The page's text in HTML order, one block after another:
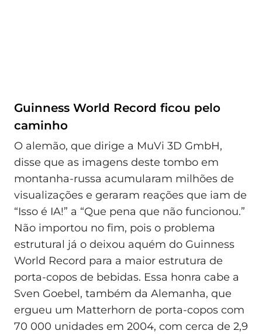
Guinness World Record ficou pelo
caminho
O alemão, que dirige a MuVi 3D GmbH,
disse que as imagens deste tombo em
montanha-russa acumularam milhões de
visualizações e geraram reações que iam de
“Isso é IA!” a “Que pena que não funcionou.”
Não importou no fim, pois o problema
estrutural já o deixou aquém do Guinness
World Record para a maior estrutura de
porta-copos de bebidas. Essa honra cabe a
Sven Goebel, também da Alemanha, que
ergueu um Matterhorn de porta-copos com
70 000 unidades em 2004, com cerca de 2,9